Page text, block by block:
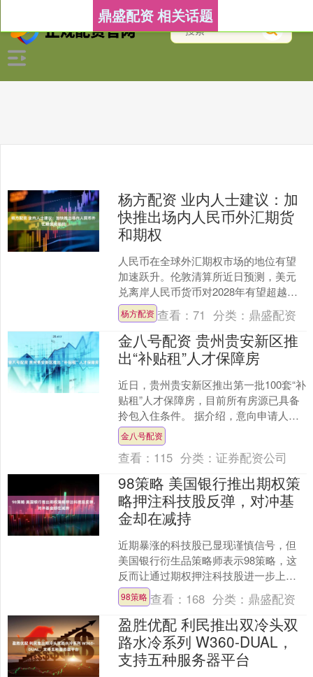
鼎盛配资 相关话题
杨方配资 业内人士建议：加
快推出场内人民币外汇期货
和期权
人民币在全球外汇期权市场的地位有望
加速跃升。伦敦清算所近日预测，美元
兑离岸人民币货币对2028年有望超越美
元兑日元，成为全球外汇期权市场第二
大交易货币对，仅次于....
杨方配资 查看：71 分类： 鼎盛配资
金八号配资 贵州贵安新区推
出“补贴租”人才保障房
近日，贵州贵安新区推出第一批100套“补
贴租”人才保障房，目前所有房源已具备
拎包入住条件。 据介绍，意向申请人可
通过“贵安人才通”小程序进行资格认证、
预约线下看....
金八号配资
查看： 115 分类：证券配资公司
98策略 美国银行推出期权策
略押注科技股反弹，对冲基
金却在减持
近期暴涨的科技股已显现谨慎信号，但
美国银行衍生品策略师表示98策略，这
反而让通过期权押注科技股进一步上涨
的成本变得更低。 高盛集团交易部门数
据显示，在连续数月增....
98策略 查看： 168 分类： 鼎盛配资
盈胜优配 利民推出双冷头双
路水冷系列 W360-DUAL，
支持五种服务器平台